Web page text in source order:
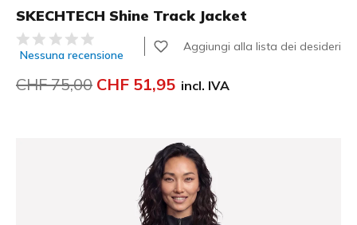
SKECHTECH Shine Track Jacket
Valutazione cliente 3.7 su 5
Nessuna recensione
Aggiungi alla lista dei desideri
Prezzo ridotto da
CHF 75,00 per
CHF 51,95 incl. IVA